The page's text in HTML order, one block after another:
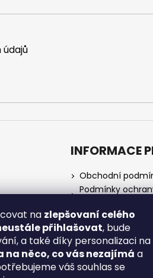
na zlepšovaní celého
přihlašovat, bude
a také díky personalizaci na
na něco, co vás nezajímá a
váš souhlas se
údajů
INFORMACE
Obchodní
Podmínky
O nás
Doprava a platba
Zrušení objednávky
Reklamace a
Spotřební daň